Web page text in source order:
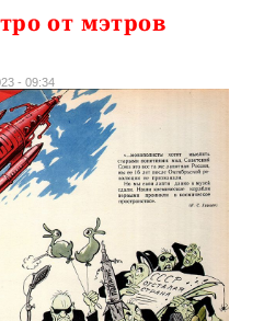
от мэтров
- 09:34